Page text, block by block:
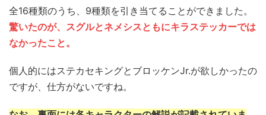
全16種類のうち、9種類を引き当てることができました。
驚いたのが、スグルとネメシスともにキラステッカーでは
なかったこと。
個人的にはステカセキングとブロッケンJr.が欲しかったの
ですが、仕方がないですね。